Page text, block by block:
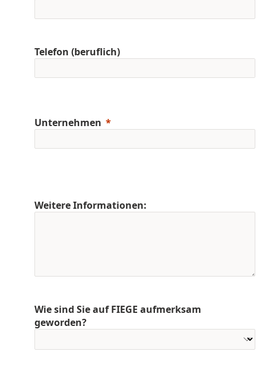
Telefon (beruflich)
Unternehmen
Weitere Informationen:
Wie sind Sie auf FIEGE aufmerksam
geworden?